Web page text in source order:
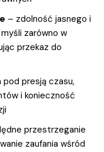
– zdolność jasnego i
zarówno w
przekaz do
pod presją czasu,
i konieczność
przestrzeganie
zaufania wśród